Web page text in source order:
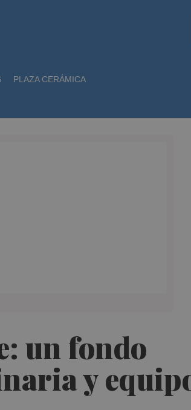
PLAZA CERÁMICA
un fondo
y